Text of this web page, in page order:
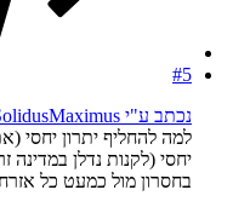
#5
נכתב ע"י SolidusMaximus:
למה להחליף יתרון יחסי
יחסי (לקנות נדלן
בחסרון מול כמעט כל